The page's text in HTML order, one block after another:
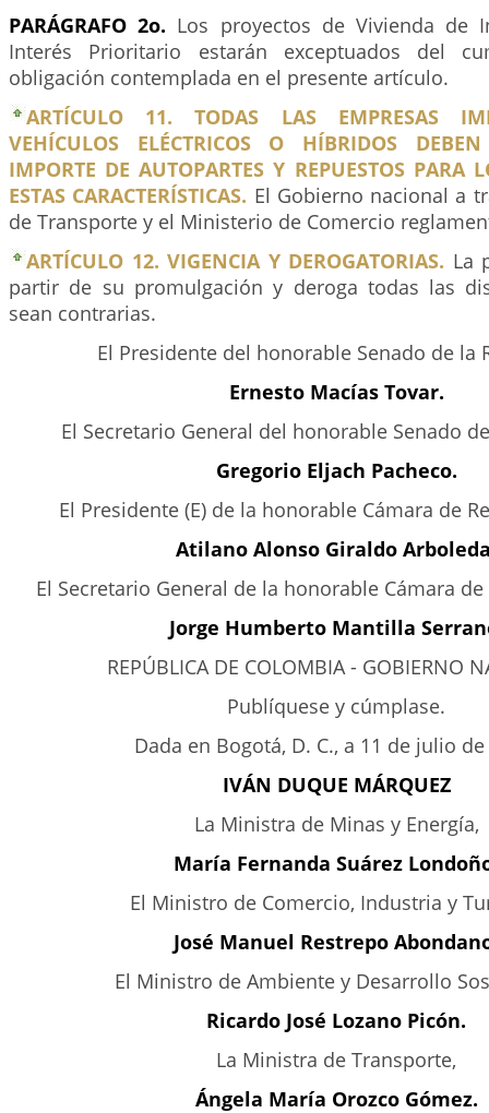
PARÁGRAFO 2o. Los proyectos de Vivienda de
Interés Prioritario estarán exceptuados del
obligación contemplada en el presente artículo.
ARTÍCULO 11. TODAS LAS EMPRESAS
VEHÍCULOS ELÉCTRICOS O HÍBRIDOS
IMPORTE DE AUTOPARTES Y REPUESTOS PARA
ESTAS CARACTERÍSTICAS. El Gobierno nacional a
de Transporte y el Ministerio de Comercio
ARTÍCULO 12. VIGENCIA Y DEROGATORIAS. La
partir de su promulgación y deroga todas las
sean contrarias.
El Presidente del honorable Senado de la
Ernesto Macías Tovar.
El Secretario General del honorable Senado
Gregorio Eljach Pacheco.
El Presidente (E) de la honorable Cámara de
Atilano Alonso Giraldo
El Secretario General de la honorable Cámara
Jorge Humberto Mantilla
REPÚBLICA DE COLOMBIA - GOBIERNO
Publíquese y cúmplase.
Dada en Bogotá, D. C., a 11 de julio de
IVÁN DUQUE MÁRQUEZ
La Ministra de Minas y Energía,
María Fernanda Suárez
El Ministro de Comercio, Industria y
José Manuel Restrepo
El Ministro de Ambiente y Desarrollo
Ricardo José Lozano Picón.
La Ministra de Transporte,
Ángela María Orozco Gómez.